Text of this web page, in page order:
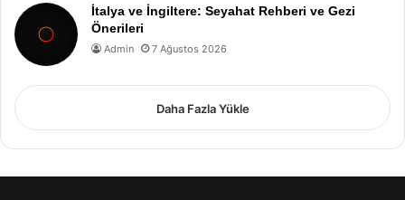
İtalya ve İngiltere: Seyahat Rehberi ve Gezi
Önerileri
Admin 7 Ağustos 2026
Daha Fazla Yükle